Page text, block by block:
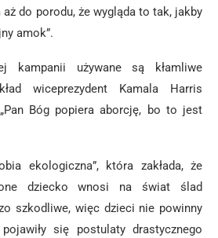
do porodu, że wygląda to tak, jakby
amok”.
kampanii używane są kłamliwe
wiceprezydent Kamala Harris
Bóg popiera aborcję, bo to jest
ekologiczna”, która zakłada, że
dziecko wnosi na świat ślad
szkodliwe, więc dzieci nie powinny
się postulaty drastycznego